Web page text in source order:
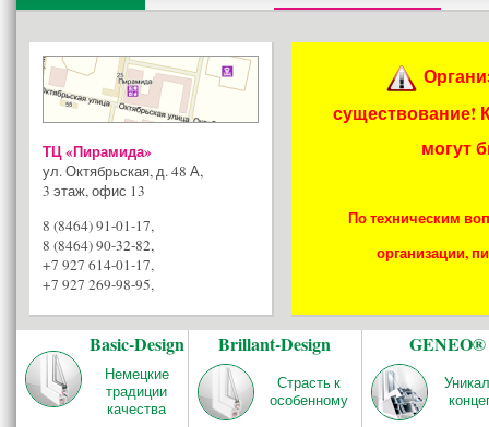
ТЦ «Пирамида»
ул. Октябрьская, д. 48 А,
3 этаж, офис 13
8 (8464) 91-01-17,
8 (8464) 90-32-82,
+7 927 614-01-17,
+7 927 269-98-95,
существование!
могут
По техническим
организации,
Basic-Design
Немецкие
традиции
качества
Brillant-Design
Страсть к
особенному
GENEO®